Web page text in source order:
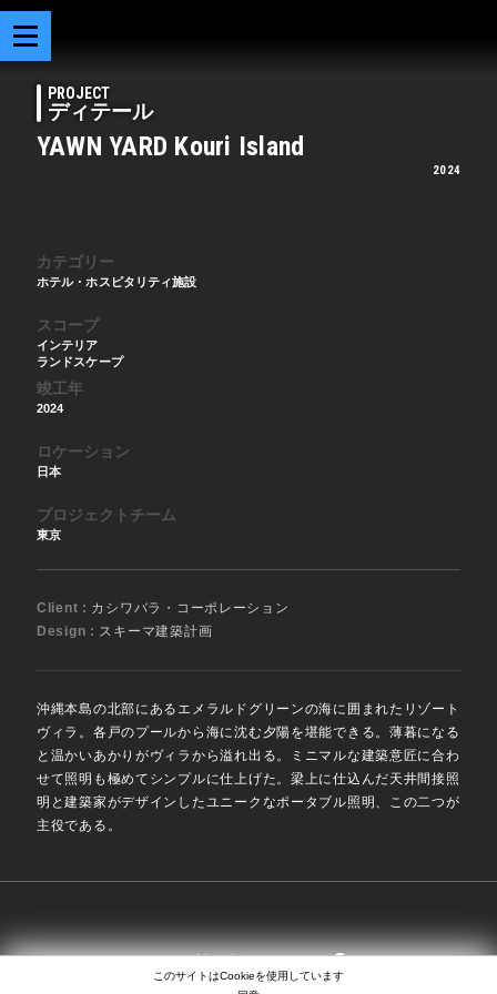
PROJECT
ディテール
YAWN YARD Kouri Island
2024
カテゴリー
ホテル・ホスピタリティ施設
スコープ
インテリア
ランドスケープ
竣工年
2024
ロケーション
日本
プロジェクトチーム
東京
Client : カシワバラ・コーポレーション
Design : スキーマ建築計画
沖縄本島の北部にあるエメラルドグリーンの海に囲まれたリゾート
ヴィラ。各戸のプールから海に沈む夕陽を堪能できる。薄暮になる
と温かいあかりがヴィラから溢れ出る。ミニマルな建築意匠に合わ
せて照明も極めてシンプルに仕上げた。梁上に仕込んだ天井間接照
明と建築家がデザインしたユニークなポータブル照明、この二つが
主役である。
SEARCH
EN
このサイトはCookieを使用しています